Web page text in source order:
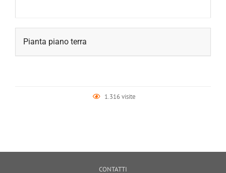
Pianta piano terra
1.316 visite
CONTATTI